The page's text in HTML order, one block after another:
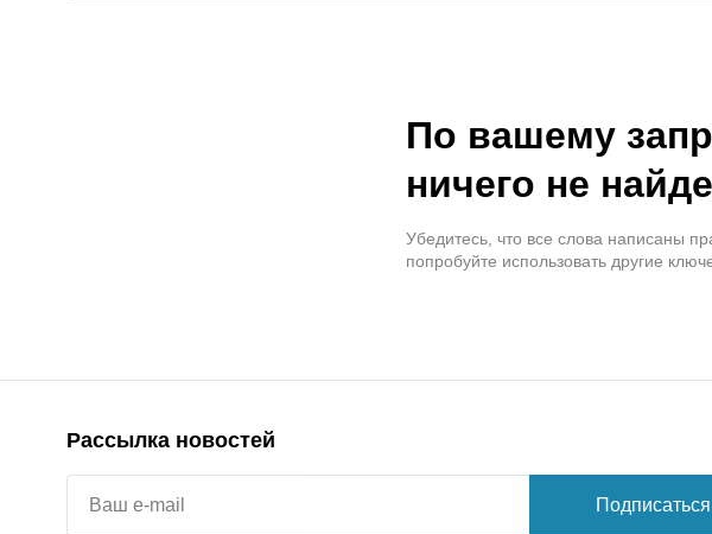
По вашему
ничего не
Убедитесь, что все слова написаны
попробуйте использовать другие
Рассылка новостей
Подписаться